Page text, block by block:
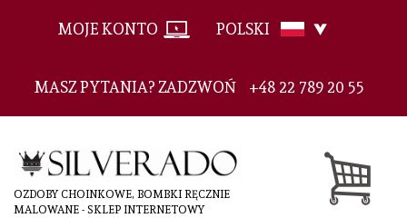
MOJE KONTO POLSKI
MASZ PYTANIA? ZADZWOŃ +48 22 789 20 55
OZDOBY CHOINKOWE, BOMBKI RĘCZNIE
MALOWANE - SKLEP INTERNETOWY